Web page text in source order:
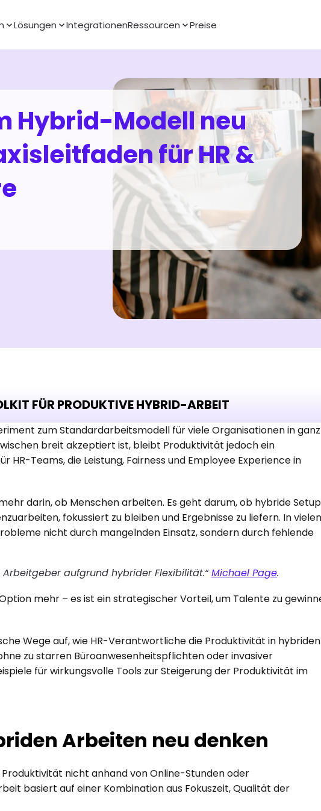
Lösungen IntegrationenRessourcen Preise
Hybrid-Modell neu
für HR &
FÜR PRODUKTIVE HYBRID-ARBEIT
zum Standardarbeitsmodell für viele Organisationen in ganz
breit akzeptiert ist, bleibt Produktivität jedoch ein
HR-Teams, die Leistung, Fairness und Employee Experience in
darin, ob Menschen arbeiten. Es geht darum, ob hybride
fokussiert zu bleiben und Ergebnisse zu liefern. In vielen
nicht durch mangelnden Einsatz, sondern durch fehlende
aufgrund hybrider Flexibilität.“ Michael Page.
mehr – es ist ein strategischer Vorteil, um Talente zu
Wege auf, wie HR-Verantwortliche die Produktivität in hybriden
zu starren Büroanwesenheitspflichten oder invasiver
für wirkungsvolle Tools zur Steigerung der Produktivität im
Arbeiten neu denken
nicht anhand von Online-Stunden oder
basiert auf einer Kombination aus Fokuszeit, Qualität der